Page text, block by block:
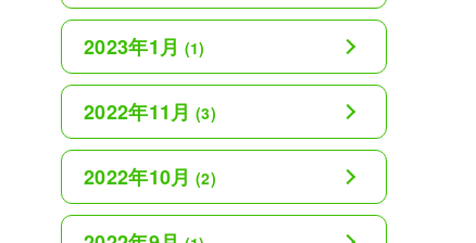
2023年1月 (1)
2022年11月 (3)
2022年10月 (2)